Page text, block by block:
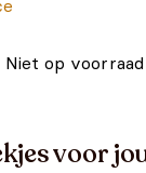
Niet op voorraad
voor